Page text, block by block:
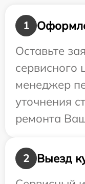
1
Оставьте
сервисного
менеджер
уточнения
ремонта
2
Выезд